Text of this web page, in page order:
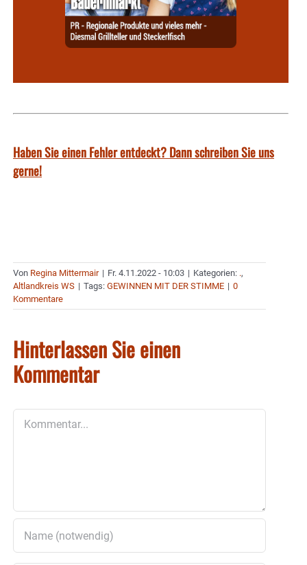
Haben Sie einen Fehler entdeckt? Dann schreiben Sie uns
gerne!
Von Regina Mittermair | Fr. 4.11.2022 - 10:03 | Kategorien: .,
Altlandkreis WS | Tags: GEWINNEN MIT DER STIMME | 0
Kommentare
Hinterlassen Sie einen
Kommentar